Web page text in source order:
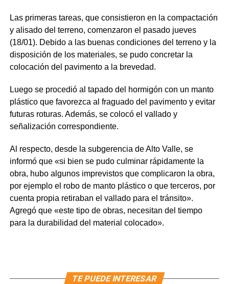
Las primeras tareas, que consistieron en la compactación
y alisado del terreno, comenzaron el pasado jueves
(18/01). Debido a las buenas condiciones del terreno y la
disposición de los materiales, se pudo concretar la
colocación del pavimento a la brevedad.
Luego se procedió al tapado del hormigón con un manto
plástico que favorezca al fraguado del pavimento y evitar
futuras roturas. Además, se colocó el vallado y
señalización correspondiente.
Al respecto, desde la subgerencia de Alto Valle, se
informó que «si bien se pudo culminar rápidamente la
obra, hubo algunos imprevistos que complicaron la obra,
por ejemplo el robo de manto plástico o que terceros, por
cuenta propia retiraban el vallado para el tránsito».
Agregó que «este tipo de obras, necesitan del tiempo
para la durabilidad del material colocado».
TE PUEDE INTERESAR